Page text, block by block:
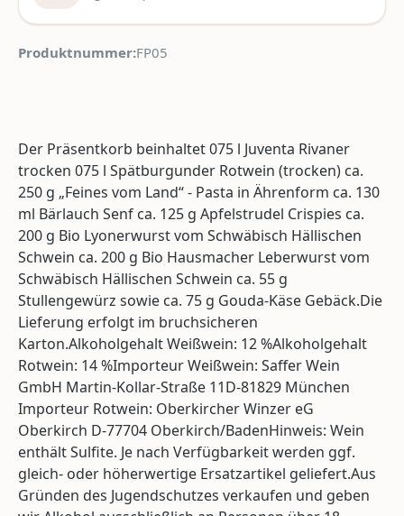
Produktnummer:FP05
Der Präsentkorb beinhaltet 075 l Juventa Rivaner
trocken 075 l Spätburgunder Rotwein (trocken) ca.
250 g „Feines vom Land“ - Pasta in Ährenform ca. 130
ml Bärlauch Senf ca. 125 g Apfelstrudel Crispies ca.
200 g Bio Lyonerwurst vom Schwäbisch Hällischen
Schwein ca. 200 g Bio Hausmacher Leberwurst vom
Schwäbisch Hällischen Schwein ca. 55 g
Stullengewürz sowie ca. 75 g Gouda-Käse Gebäck.Die
Lieferung erfolgt im bruchsicheren
Karton.Alkoholgehalt Weißwein: 12 %Alkoholgehalt
Rotwein: 14 %Importeur Weißwein: Saffer Wein
GmbH Martin-Kollar-Straße 11D-81829 München
Importeur Rotwein: Oberkircher Winzer eG
Oberkirch D-77704 Oberkirch/BadenHinweis: Wein
enthält Sulfite. Je nach Verfügbarkeit werden ggf.
gleich- oder höherwertige Ersatzartikel geliefert.Aus
Gründen des Jugendschutzes verkaufen und geben